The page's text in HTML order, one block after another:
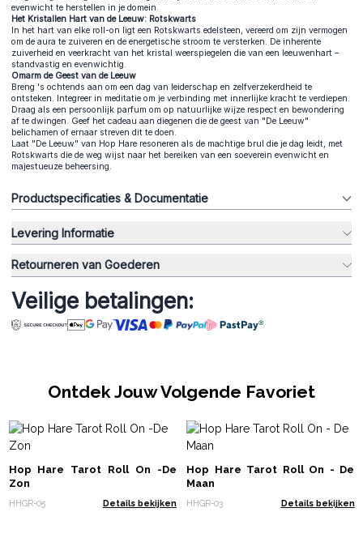
evenwicht te herstellen in je domein.
Het Kristallen Hart van de Leeuw: Rotskwarts
In het hart van elke roll-on ligt een Rotskwarts edelsteen, vereerd om zijn vermogen
om de aura te zuiveren en de energetische stroom te versterken. De inherente
zuiverheid en veerkracht van het kristal weerspiegelen die van een leeuwenhart –
standvastig en evenwichtig.
Omarm de Geest van de Leeuw
Breng 's ochtends aan om een dag van leiderschap en zelfverzekerdheid te
ontsteken. Integreer in meditatie om je verbinding met innerlijke kracht te verdiepen.
Draag als een persoonlijk parfum om op natuurlijke wijze respect en bewondering
af te dwingen. Geef het cadeau aan diegenen die de geest van "De Leeuw"
belichamen of ernaar streven dit te doen.
Laat "De Leeuw" van Hop Hare resoneren als de machtige brul die je dag leidt, met
Rotskwarts die de weg wijst naar het bereiken van een soeverein evenwicht en
majestueuze beheersing.
Productspecificaties & Documentatie
Levering Informatie
Retourneren van Goederen
Veilige betalingen:
Ontdek Jouw Volgende Favoriet
Hop Hare Tarot Roll On -De
Zon
HHGR-05 Details bekijken
Hop Hare Tarot Roll On - De
Maan
HHGR-03 Details bekijken